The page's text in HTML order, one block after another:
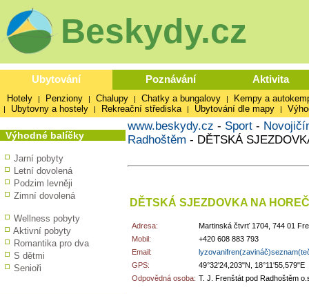
Beskydy.cz
Ubytování Poznávání Aktivita
Hotely | Penziony | Chalupy | Chatky a bungalovy | Kempy a
| Ubytovny a hostely | Rekreační střediska | Ubytování dle mapy |
Výhodné balíčky
Jarní pobyty
Letní dovolená
Podzim levněji
Zimní dovolená
Wellness pobyty
Aktivní pobyty
Romantika pro dva
S dětmi
Senioři
www.beskydy.cz - Sport -
Radhoštěm - DĚTSKÁ
DĚTSKÁ SJEZDOVKA NA
Adresa:
Martinská čtvrť 1704, 744 01
Mobil:
+420 608 883 793
Email:
GPS:
49°32'24,203"N, 18°11'55,579"E
Odpovědná osoba: T. J. Frenštát pod Radhoštěm